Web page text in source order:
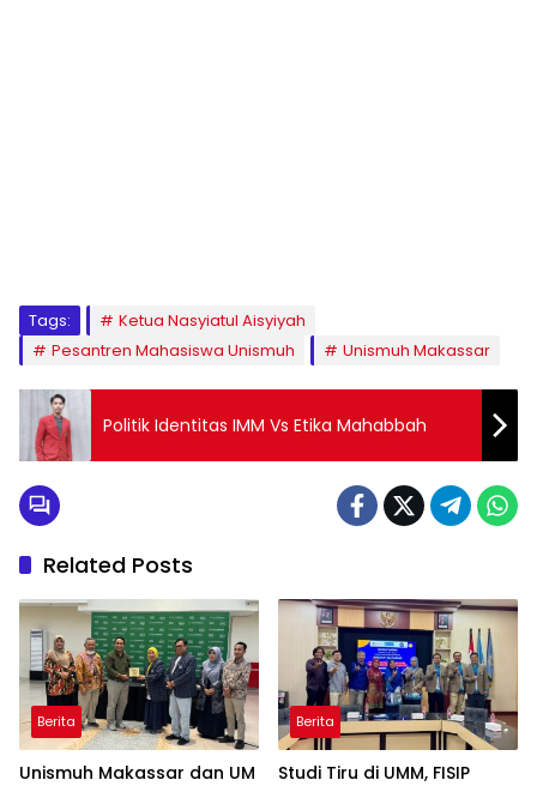
Tags:
Ketua Nasyiatul Aisyiyah
Pesantren Mahasiswa Unismuh
Unismuh Makassar
Politik Identitas IMM Vs Etika Mahabbah
Related Posts
Berita
Unismuh Makassar dan UM
Berita
Studi Tiru di UMM, FISIP